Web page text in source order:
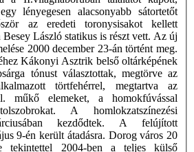
lényegesen alacsonyabb sátortetőt
az eredeti toronysisakot kellett
László statikus is részt vett. Az új
2000 december 23-án történt meg.
Kákonyi Asztrik belső oltárképének
tónust választottak, megtörve az
törtfehérrel, megtartva az
műkő elemeket, a homokfúvással
A homlokzatszínezési
kezdődtek. A felújított
9-én került átadásra. Dorog város 20
tekintettel 2004-ben a teljes külső